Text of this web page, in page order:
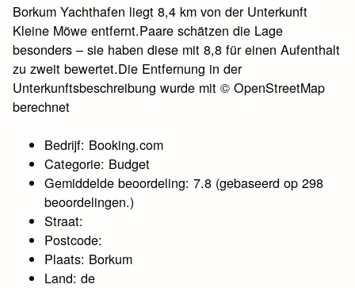
Borkum Yachthafen liegt 8,4 km von der Unterkunft
Kleine Möwe entfernt.Paare schätzen die Lage
besonders – sie haben diese mit 8,8 für einen Aufenthalt
zu zweit bewertet.Die Entfernung in der
Unterkunftsbeschreibung wurde mit © OpenStreetMap
berechnet
Bedrijf: Booking.com
Categorie: Budget
Gemiddelde beoordeling: 7.8 (gebaseerd op 298
beoordelingen.)
Straat:
Postcode:
Plaats: Borkum
Land: de